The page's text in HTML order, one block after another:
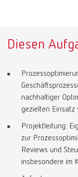
Diesen
nachhaltiger
gezielten Einsatz
Projektleitung:
zur
Reviews und
insbesondere im